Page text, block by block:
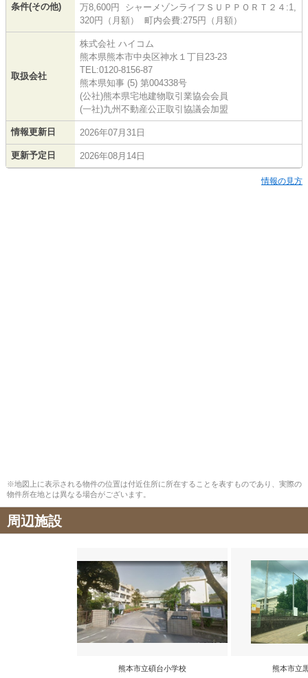
条件(その他)
万8,600円 シャーメゾンライフＳＵＰＰＯＲＴ２４:1,
320円（月額） 町内会費:275円（月額）
取扱会社
株式会社 ハイコム
熊本県熊本市中央区神水１丁目23-23
TEL:0120-8156-87
熊本県知事 (5) 第004338号
(公社)熊本県宅地建物取引業協会会員
(一社)九州不動産公正取引協議会加盟
情報更新日 2026年07月31日
更新予定日 2026年08月14日
情報の見方
※地図上に表示される物件の位置は付近住所に所在することを表すものであり、実際の
物件所在地とは異なる場合がございます。
周辺施設
熊本市立碩台小学校 熊本市立